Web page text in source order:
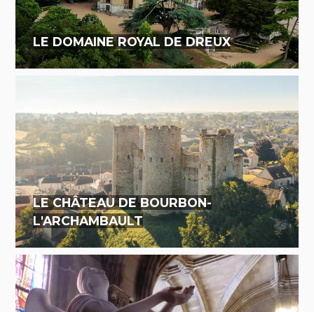
LE DOMAINE ROYAL DE DREUX
LE CHÂTEAU DE BOURBON-
L'ARCHAMBAULT